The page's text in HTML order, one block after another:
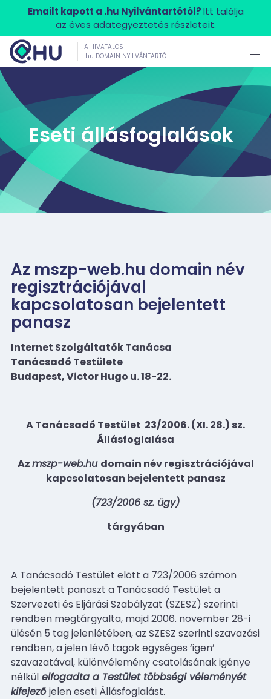
Emailt kapott a .hu Nyilvántartótól?Itt találja
az éves adategyeztetés részleteit.
A HIVATALOS
.hu DOMAIN NYILVÁNTARTÓ
Eseti állásfoglalások
Az mszp-web.hu domain név
regisztrációjával
kapcsolatosan bejelentett
panasz
Internet Szolgáltatók Tanácsa
Tanácsadó Testülete
Budapest, Victor Hugo u. 18-22.
A Tanácsadó Testület 23/2006. (XI. 28.) sz.
Állásfoglalása
Azmszp-web.hu domain név regisztrációjával
kapcsolatosan bejelentett panasz
(723/2006 sz. ügy)
tárgyában
A Tanácsadó Testület elõtt a 723/2006 számon
bejelentett panaszt a Tanácsadó Testület a
Szervezeti és Eljárási Szabályzat (SZESZ) szerinti
rendben megtárgyalta, majd 2006. november 28-i
ülésén 5 tag jelenlétében, az SZESZ szerinti szavazási
rendben, a jelen lévõ tagok egységes ‘igen’
szavazatával, különvélemény csatolásának igénye
nélkül elfogadta a Testület többségi véleményét
kifejezõjelen eseti Állásfoglalást.